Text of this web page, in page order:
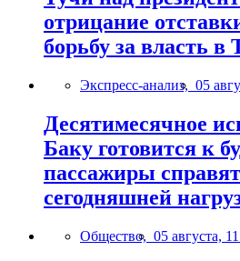
отрицание
борьбу за власть в
Экспресс-анализ, 05
Десятимесячное
Баку готовится к
пассажиры
сегодняшней
Общество, 05 августа,